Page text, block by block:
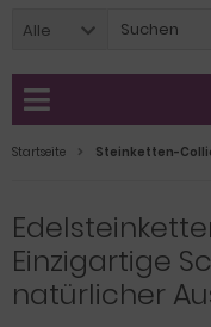
Alle
Startseite Steinketten-
Einzigartige
natürlicher